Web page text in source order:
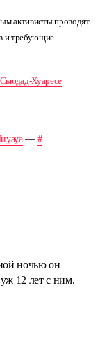
активисты проводят
и требующие
Хуаресе
— #
ночью он
12 лет с ним.